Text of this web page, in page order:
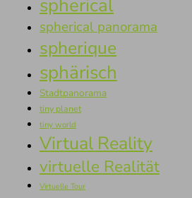
spherical
spherical panorama
spherique
sphärisch
Stadtpanorama
tiny planet
tiny world
Virtual Reality
virtuelle Realität
Virtuelle Tour